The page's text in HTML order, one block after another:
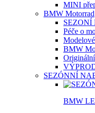
MINI
BMW Motorrad
Péče o
BMW
SEZÓNNÍ
BMW